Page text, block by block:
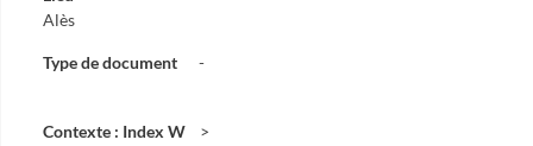
Alès
Type de document -
Contexte : Index W